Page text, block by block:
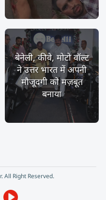
बेनेली, कीवे, मोटो वॉल्ट
ने उत्तर भारत में अपनी
मौजूदगी को मज़बूत
बनाया
All Right Reserved.